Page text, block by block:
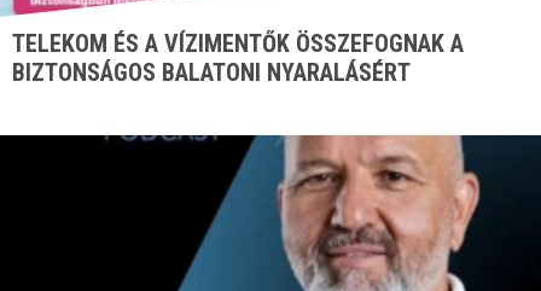
TELEKOM ÉS A VÍZIMENTŐK ÖSSZEFOGNAK A
BIZTONSÁGOS BALATONI NYARALÁSÉRT